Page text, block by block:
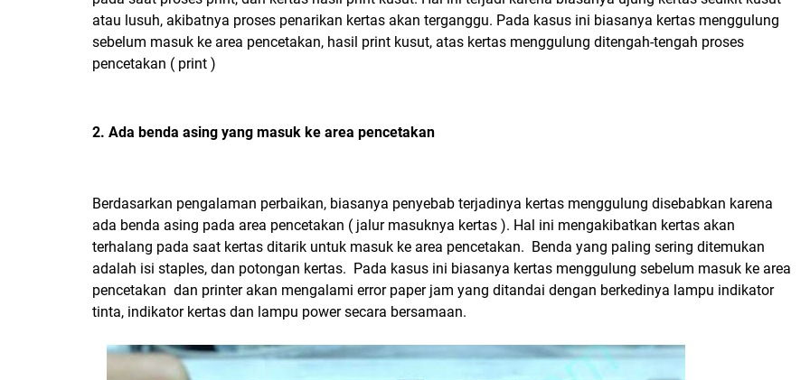
atau lusuh, akibatnya proses penarikan kertas akan terganggu. Pada kasus ini biasanya kertas menggulung
sebelum masuk ke area pencetakan, hasil print kusut, atas kertas menggulung ditengah-tengah proses
pencetakan ( print )
2. Ada benda asing yang masuk ke area pencetakan
Berdasarkan pengalaman perbaikan, biasanya penyebab terjadinya kertas menggulung disebabkan karena
ada benda asing pada area pencetakan ( jalur masuknya kertas ). Hal ini mengakibatkan kertas akan
terhalang pada saat kertas ditarik untuk masuk ke area pencetakan. Benda yang paling sering ditemukan
adalah isi staples, dan potongan kertas. Pada kasus ini biasanya kertas menggulung sebelum masuk ke area
pencetakan dan printer akan mengalami error paper jam yang ditandai dengan berkedinya lampu indikator
tinta, indikator kertas dan lampu power secara bersamaan.